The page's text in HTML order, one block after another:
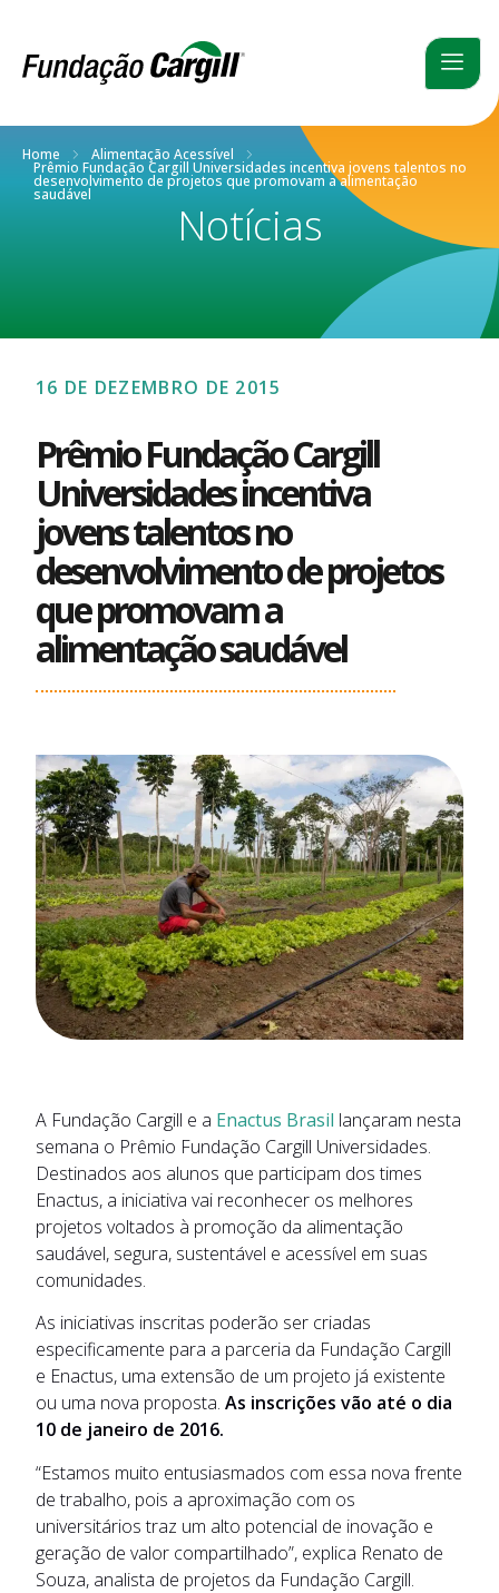
Home Alimentação Acessível
Prêmio Fundação Cargill Universidades incentiva jovens talentos no
desenvolvimento de projetos que promovam a alimentação
saudável
Notícias
16 DE DEZEMBRO DE 2015
Prêmio Fundação Cargill
Universidades incentiva
jovens talentos no
desenvolvimento de projetos
que promovam a
alimentação saudável
A Fundação Cargill e a Enactus Brasil lançaram nesta
semana o Prêmio Fundação Cargill Universidades.
Destinados aos alunos que participam dos times
Enactus, a iniciativa vai reconhecer os melhores
projetos voltados à promoção da alimentação
saudável, segura, sustentável e acessível em suas
comunidades.
As iniciativas inscritas poderão ser criadas
especificamente para a parceria da Fundação Cargill
e Enactus, uma extensão de um projeto já existente
ou uma nova proposta. As inscrições vão até o dia
10 de janeiro de 2016.
“Estamos muito entusiasmados com essa nova frente
de trabalho, pois a aproximação com os
universitários traz um alto potencial de inovação e
geração de valor compartilhado”, explica Renato de
Souza, analista de projetos da Fundação Cargill.